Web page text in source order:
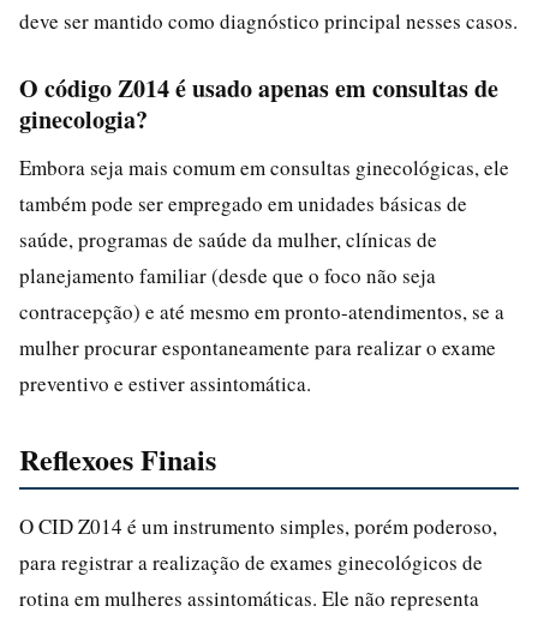
deve ser mantido como diagnóstico principal nesses casos.
O código Z014 é usado apenas em consultas de
ginecologia?
Embora seja mais comum em consultas ginecológicas, ele
também pode ser empregado em unidades básicas de
saúde, programas de saúde da mulher, clínicas de
planejamento familiar (desde que o foco não seja
contracepção) e até mesmo em pronto-atendimentos, se a
mulher procurar espontaneamente para realizar o exame
preventivo e estiver assintomática.
Reflexoes Finais
O CID Z014 é um instrumento simples, porém poderoso,
para registrar a realização de exames ginecológicos de
rotina em mulheres assintomáticas. Ele não representa